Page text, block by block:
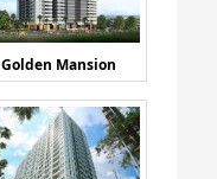
Golden Mansion